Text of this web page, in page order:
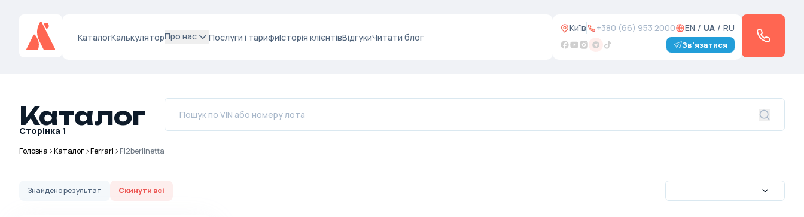
КаталогКалькуляторПро нас Послуги і тарифиІсторія клієнтівВідгукиЧитати блог
Київ +380 (66) 953 2000 EN / UA / RU
Зв'язатися
Каталог
Сторінка 1
Головна Каталог Ferrari F12berlinetta
Знайденорезультат Скинути всі